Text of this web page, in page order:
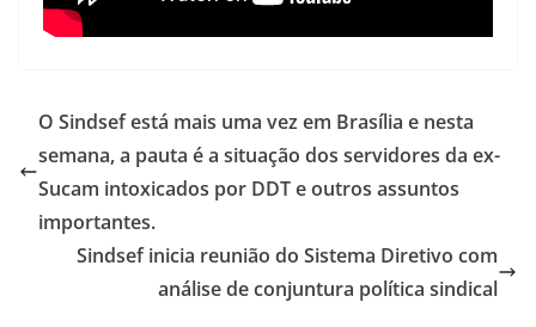
O Sindsef está mais uma vez em Brasília e nesta
semana, a pauta é a situação dos servidores da ex-
Sucam intoxicados por DDT e outros assuntos
importantes.
Sindsef inicia reunião do Sistema Diretivo com
análise de conjuntura política sindical